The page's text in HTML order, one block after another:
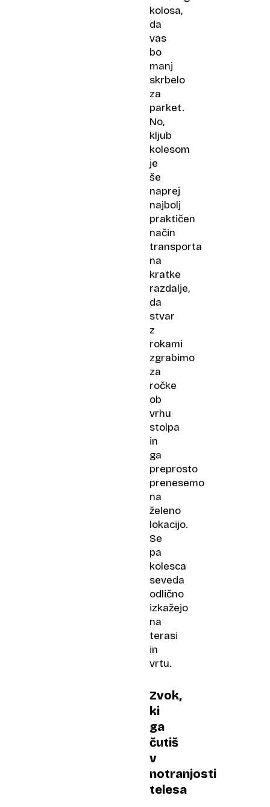
kolosa,
da
vas
bo
manj
skrbelo
za
parket.
No,
kljub
kolesom
je
še
naprej
najbolj
praktičen
način
transporta
na
kratke
razdalje,
da
stvar
z
rokami
zgrabimo
za
ročke
ob
vrhu
stolpa
in
ga
preprosto
prenesemo
na
želeno
lokacijo.
Se
pa
kolesca
seveda
odlično
izkažejo
na
terasi
in
vrtu.
Zvok,
ki
ga
čutiš
v
notranjosti
telesa